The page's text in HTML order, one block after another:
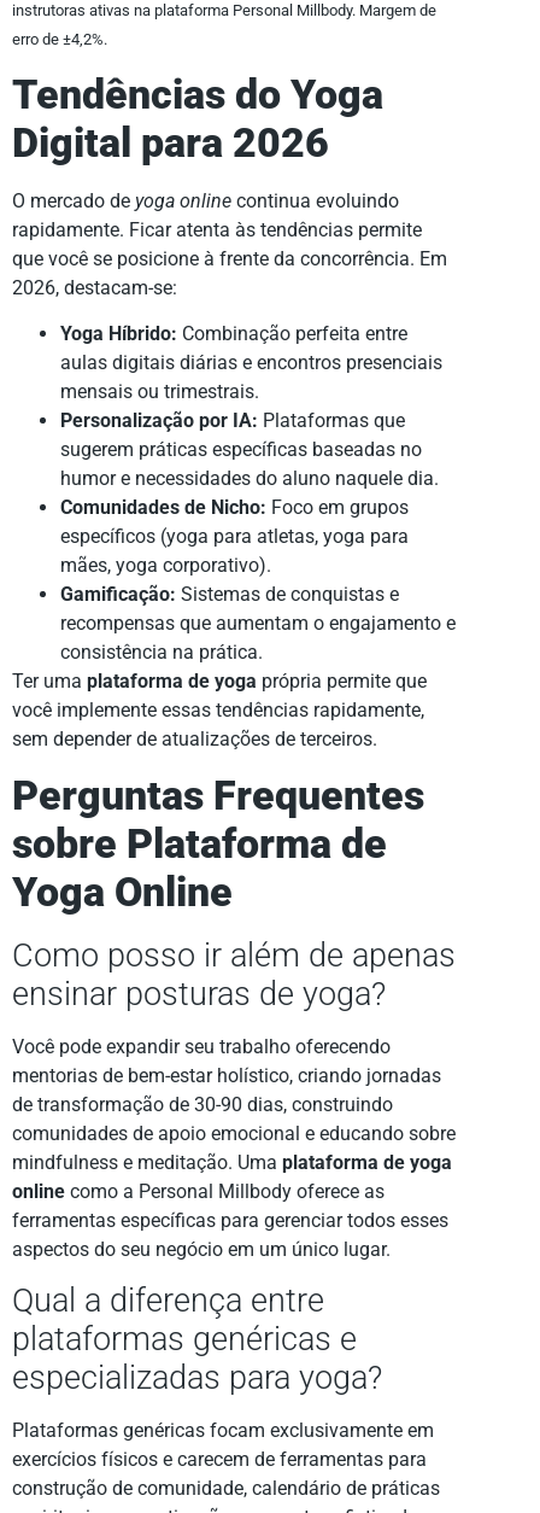
instrutoras ativas na plataforma Personal Millbody. Margem de
erro de ±4,2%.
Tendências do Yoga
Digital para 2026
O mercado de yoga online continua evoluindo
rapidamente. Ficar atenta às tendências permite
que você se posicione à frente da concorrência. Em
2026, destacam-se:
Yoga Híbrido: Combinação perfeita entre
aulas digitais diárias e encontros presenciais
mensais ou trimestrais.
Personalização por IA: Plataformas que
sugerem práticas específicas baseadas no
humor e necessidades do aluno naquele dia.
Comunidades de Nicho: Foco em grupos
específicos (yoga para atletas, yoga para
mães, yoga corporativo).
Gamificação: Sistemas de conquistas e
recompensas que aumentam o engajamento e
consistência na prática.
Ter uma plataforma de yoga própria permite que
você implemente essas tendências rapidamente,
sem depender de atualizações de terceiros.
Perguntas Frequentes
sobre Plataforma de
Yoga Online
Como posso ir além de apenas
ensinar posturas de yoga?
Você pode expandir seu trabalho oferecendo
mentorias de bem-estar holístico, criando jornadas
de transformação de 30-90 dias, construindo
comunidades de apoio emocional e educando sobre
mindfulness e meditação. Uma plataforma de yoga
online como a Personal Millbody oferece as
ferramentas específicas para gerenciar todos esses
aspectos do seu negócio em um único lugar.
Qual a diferença entre
plataformas genéricas e
especializadas para yoga?
Plataformas genéricas focam exclusivamente em
exercícios físicos e carecem de ferramentas para
construção de comunidade, calendário de práticas